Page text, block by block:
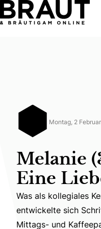
Melanie (33) und
Montag, 2
Melanie
Eine
Was als kollegiales
Was als kollegiales
entwickelte sich
Mittags- und